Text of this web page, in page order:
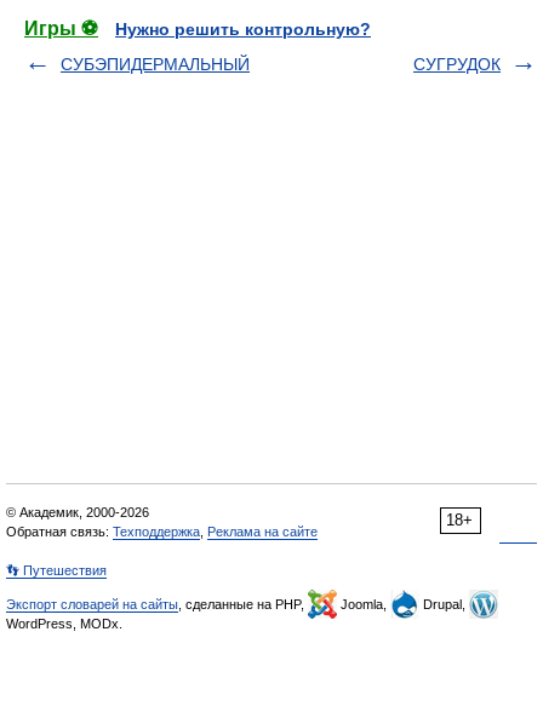
Игры ⚽
Нужно решить контрольную?
СУБЭПИДЕРМАЛЬНЫЙ
СУГРУДОК
18+
© Академик, 2000-2026
Обратная связь: Техподдержка Реклама на сайте
👣 Путешествия
Экспорт словарей на сайты , сделанные на PHP, Joomla,
Drupal,
WordPress, MODx.